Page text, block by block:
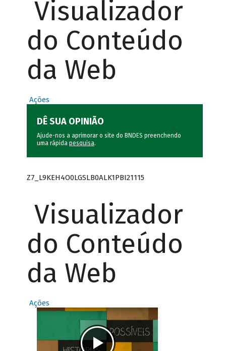
Visualizador
do Conteúdo
da Web
Ações
DÊ SUA OPINIÃO
Ajude-nos a aprimorar o site do BNDES preenchendo
uma rápida pesquisa.
Z7_L9KEH4O0LGSLB0ALK1PBI21115
Visualizador
do Conteúdo
da Web
Ações